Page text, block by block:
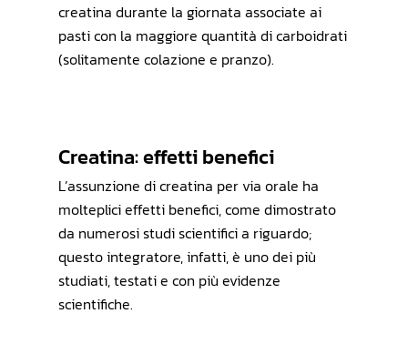
creatina durante la giornata associate ai
pasti con la maggiore quantità di carboidrati
(solitamente colazione e pranzo).
Creatina: effetti benefici
L’assunzione di creatina per via orale ha
molteplici effetti benefici, come dimostrato
da numerosi studi scientifici a riguardo;
questo integratore, infatti, è uno dei più
studiati, testati e con più evidenze
scientifiche.